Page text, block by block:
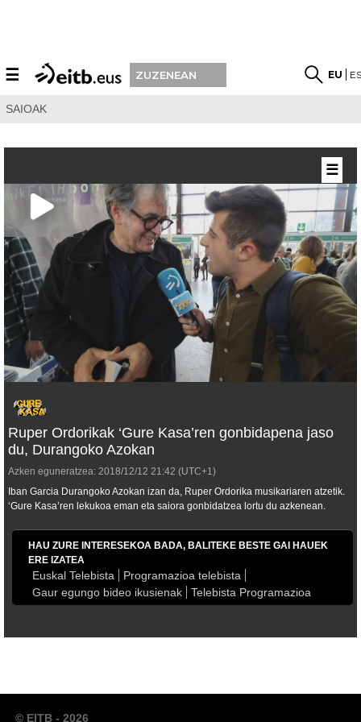
☰ ZUZENEAN EU
SAIOAK
Ruper Ordorikak ‘Gure Kasa’ren gonbidapena jaso
du, Durangoko Azokan
Azken eguneratzea: 2018/12/12 21:42 (UTC+1)
Iban Garcia Durangoko Azokan izan da, Ruper Ordorika musikariaren atzetik.
‘Gure Kasa’ren lekukoa eman eta saiora gonbidatzea lortu du azkenean.
HAU ZURE INTERESEKOA BADA, BALITEKE BESTE GAI HAUEK
ERE IZATEA
Euskal Telebista
Programazioa telebista
Gaur egungo bideo ikusienak
Telebista Programazioa
☰
© EITB - 2026